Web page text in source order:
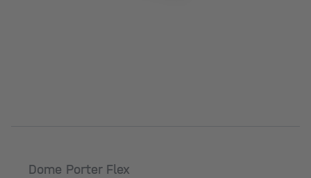
Dome Porter Flex